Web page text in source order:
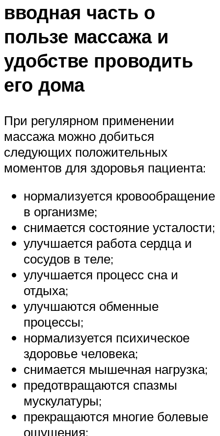
вводная часть о
пользе массажа и
удобстве проводить
его дома
При регулярном применении
массажа можно добиться
следующих положительных
моментов для здоровья пациента:
нормализуется кровообращение
в организме;
снимается состояние усталости;
улучшается работа сердца и
сосудов в теле;
улучшается процесс сна и
отдыха;
улучшаются обменные
процессы;
нормализуется психическое
здоровье человека;
снимается мышечная нагрузка;
предотвращаются спазмы
мускулатуры;
прекращаются многие болевые
ощущения;